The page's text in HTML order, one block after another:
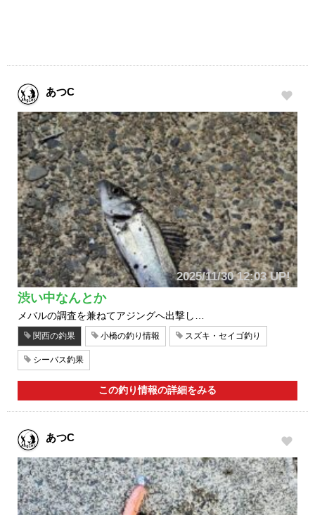
あつC
2025/11/30 12:03 UP!
渋い中なんとか
メバルの調査を兼ねてアジングへ出撃し…
関西の釣果 小橋の釣り情報 スズキ・セイゴ釣り
シーバス釣果
この釣り情報の詳細をみる
あつC